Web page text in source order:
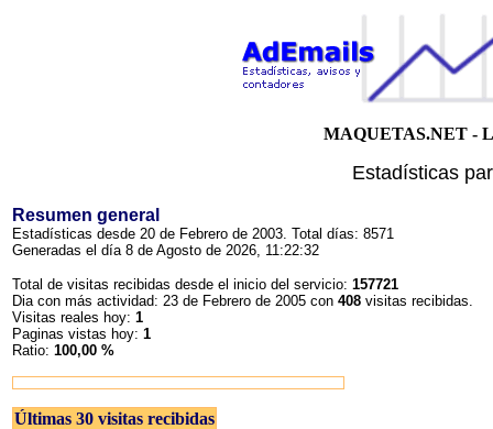
MAQUETAS.NET -
Estadísticas
Resumen general
Estadísticas desde 20 de Febrero de 2003. Total días: 8571
Generadas el día 8 de Agosto de 2026, 11:22:32
Total de visitas recibidas desde el inicio del servicio: 157721
Dia con más actividad: 23 de Febrero de 2005 con 408 visitas recibidas.
Visitas reales hoy: 1
Paginas vistas hoy: 1
Ratio: 100,00 %
Últimas 30 visitas recibidas